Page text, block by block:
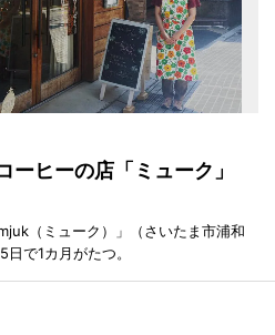
ーヒーの店「ミューク」
（ミューク）」（さいたま市浦和
で1カ月がたつ。